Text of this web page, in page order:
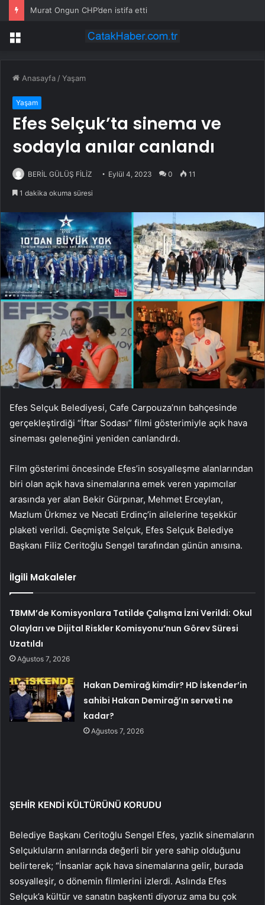
Murat Ongun CHP’den istifa etti
Menü
Anasayfa /Yaşam
Yaşam
Efes Selçuk’ta sinema ve
sodayla anılar canlandı
BERİL GÜLÜŞ FİLİZ Eylül 4, 2023 0 11
1 dakika okuma süresi
Efes Selçuk Belediyesi, Cafe Carpouza’nın bahçesinde
gerçekleştirdiği “İftar Sodası” filmi gösterimiyle açık hava
sineması geleneğini yeniden canlandırdı.
Film gösterimi öncesinde Efes’in sosyalleşme alanlarından
biri olan açık hava sinemalarına emek veren yapımcılar
arasında yer alan Bekir Gürpınar, Mehmet Erceylan,
Mazlum Ürkmez ve Necati Erdinç’in ailelerine teşekkür
plaketi verildi. Geçmişte Selçuk, Efes Selçuk Belediye
Başkanı Filiz Ceritoğlu Sengel tarafından günün anısına.
İlgili Makaleler
TBMM’de Komisyonlara Tatilde Çalışma İzni Verildi: Okul
Olayları ve Dijital Riskler Komisyonu’nun Görev Süresi
Uzatıldı
Ağustos 7, 2026
Hakan Demirağ kimdir? HD İskender’in
sahibi Hakan Demirağ’ın serveti ne
kadar?
Ağustos 7, 2026
ŞEHİR KENDİ KÜLTÜRÜNÜ KORUDU
Belediye Başkanı Ceritoğlu Sengel Efes, yazlık sinemaların
Selçukluların anılarında değerli bir yere sahip olduğunu
belirterek; “İnsanlar açık hava sinemalarına gelir, burada
sosyalleşir, o dönemin filmlerini izlerdi. Aslında Efes
Selçuk’a kültür ve sanatın başkenti diyoruz ama bu çok